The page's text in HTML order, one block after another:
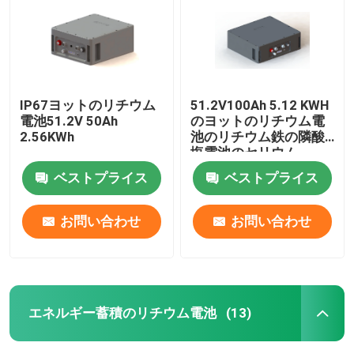
IP67ヨットのリチウム
電池51.2V 50Ah
2.56KWh
ベストプライス
お問い合わせ
51.2V100Ah 5.12 KWH
のヨットのリチウム電
池のリチウム鉄の隣酸
塩電池のセリウム
ベストプライス
お問い合わせ
エネルギー蓄積のリチウム電池 (13)